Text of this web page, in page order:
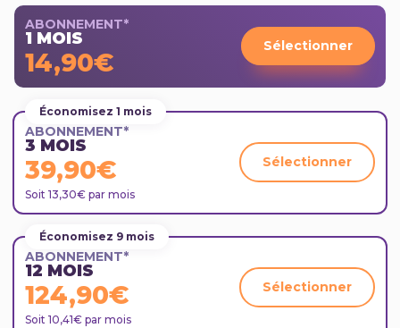
ABONNEMENT*
1 MOIS
14,90€
Sélectionner
Économisez 1 mois
ABONNEMENT*
3 MOIS
39,90€
Soit 13,30€ par mois
Sélectionner
Économisez 9 mois
ABONNEMENT*
12 MOIS
124,90€
Soit 10,41€ par mois
Sélectionner